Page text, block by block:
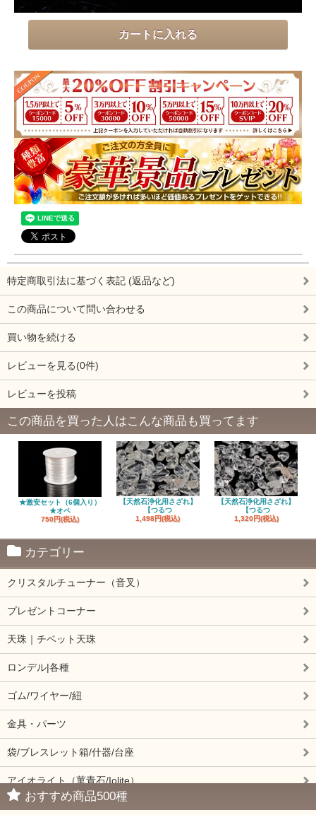
特定商取引法に基づく表記 (返品など)
この商品について問い合わせる
買い物を続ける
レビューを見る(0件)
レビューを投稿
この商品を買った人はこんな商品も買ってます
★激安セット（6個入り）
★オペ
750円(税込)
【天然石浄化用さざれ】
【つるつ
1,498円(税込)
【天然石浄化用さざれ】
【つるつ
1,320円(税込)
カテゴリー
クリスタルチューナー（音叉）
プレゼントコーナー
天珠｜チベット天珠
ロンデル|各種
ゴム/ワイヤー/紐
金具・パーツ
袋/ブレスレット箱/什器/台座
アイオライト（菫青石/Iolite）
アイドクレーズ（Idocrase）（別名ベスビアナイト）
おすすめ商品500種